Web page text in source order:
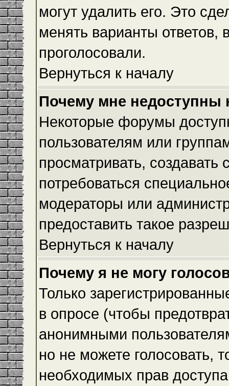
могут удалить его. Это
менять варианты ответов,
проголосовали.
Вернуться к началу
Почему мне
Некоторые форумы
пользователям или
просматривать,
потребоваться
модераторы или
предоставить такое
Вернуться к началу
Почему я не могу
Только
в опросе (чтобы
анонимными
но не можете голосовать,
необходимых прав